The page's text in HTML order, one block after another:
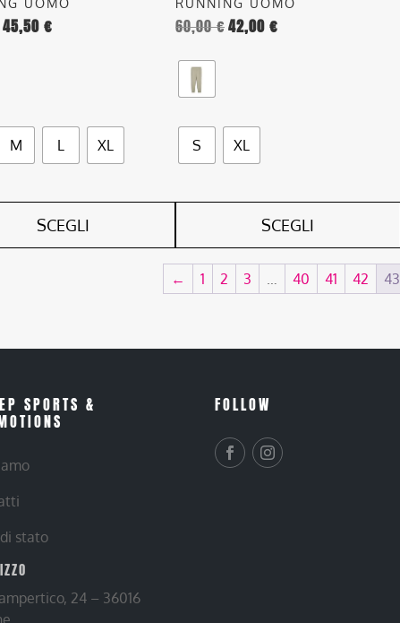
UOMO
45,50€
M L XL
SCEGLI
RUNNING UOMO
60,00€42,00€
S XL
SCEGLI
del
prodotto
← 1 2 3 40 41 42 43
SPORTS &
stato
24 – 36016
FOLLOW